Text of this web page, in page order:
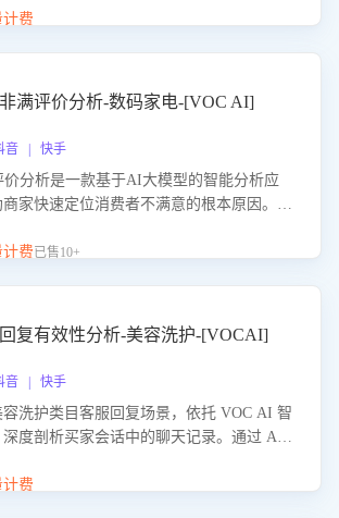
争议根源，并客观评估客服应对合理性与
散，维护品牌声誉，实现客户满意度的持
费
满评价分析-数码家电-[VOC AI]
音 | 快手
价分析是一款基于AI大模型的智能分析应
家快速定位消费者不满意的根本原因。该
门原因，明确责任归属，提供可落地的改
满意度和店铺整体服务质量。
费已售10+
复有效性分析-美容洗护-[VOCAI]
音 | 快手
洗护类目客服回复场景，依托 VOC AI 智
度剖析买家会话中的聊天记录。通过 AI
性，输出针对性改进策略，助力商家快速
费